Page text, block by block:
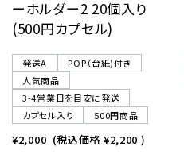
ーホルダー2 20個入り
(500円カプセル)
発送A
POP（台紙)付き
人気商品
3-4営業日を目安に発送
カプセル入り
500円商品
¥2,000 (税込価格 ¥2,200 )